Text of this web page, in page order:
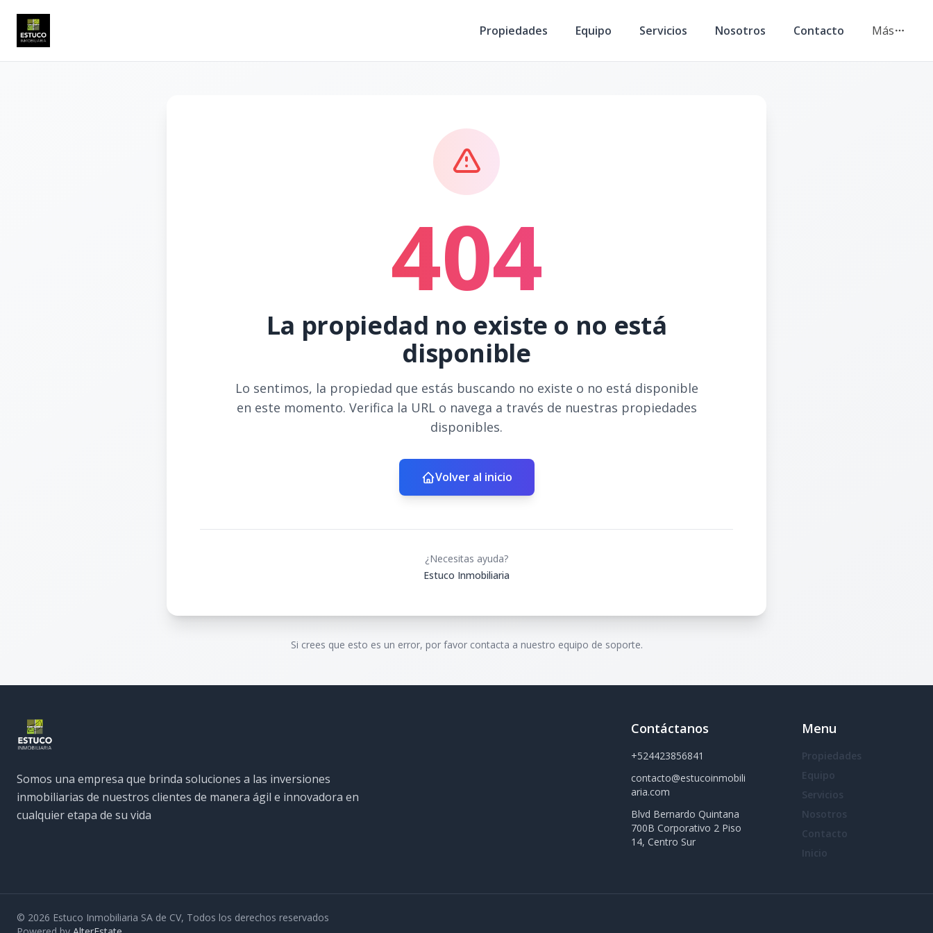
Propiedades Equipo Servicios Nosotros Contacto Más
404
La propiedad no existe o no está
disponible
Lo sentimos, la propiedad que estás buscando no existe o no está disponible
en este momento. Verifica la URL o navega a través de nuestras propiedades
disponibles.
Volver al inicio
¿Necesitas ayuda?
Estuco Inmobiliaria
Si crees que esto es un error, por favor contacta a nuestro equipo de soporte.
Somos una empresa que brinda soluciones a las inversiones
inmobiliarias de nuestros clientes de manera ágil e innovadora en
cualquier etapa de su vida
Contáctanos
+524423856841
contacto@estucoinmobili
aria.com
Blvd Bernardo Quintana
700B Corporativo 2 Piso
14, Centro Sur
Menu
Propiedades
Equipo
Servicios
Nosotros
Contacto
Inicio
© 2026 Estuco Inmobiliaria SA de CV, Todos los derechos reservados